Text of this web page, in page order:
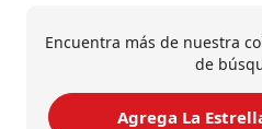
Encuentra más de nuestra
de
Agrega La